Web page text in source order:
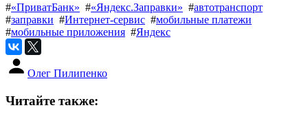
#«ПриватБанк» #«Яндекс.Заправки» #автотранспорт
#заправки #Интернет-сервис #мобильные платежи
#мобильные приложения #Яндекс
Олег Пилипенко
Читайте также: